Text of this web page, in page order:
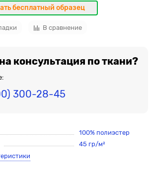
бесплатный образец
В сравнение
консультация по ткани?
300-28-45
100% полиэстер
45 гр/м²